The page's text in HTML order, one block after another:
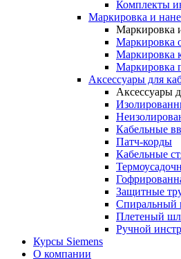
Комплекты
Маркировка и
Маркировка
Маркировка
Маркировка
Маркировка
Аксессуары для
Аксессуары
Кабельные
Патч-корды
Кабельные
Защитные
Спиральный
Плетеный
Ручной
Курсы Siemens
О компании